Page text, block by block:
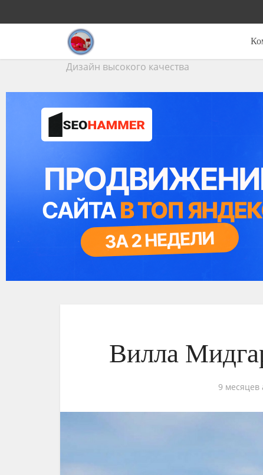
Дизайн высокого качества
Вилла
9 месяцев